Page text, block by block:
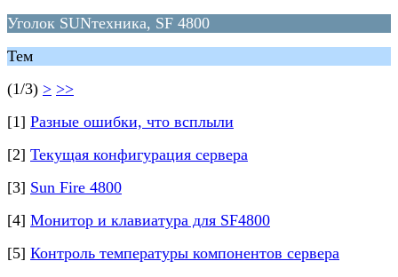
Уголок SUNтехника, SF 4800
Тем
(1/3) > >>
[1] Разные ошибки, что всплыли
[2] Текущая конфигурация сервера
[3] Sun Fire 4800
[4] Монитор и клавиатура для SF4800
[5] Контроль температуры компонентов сервера